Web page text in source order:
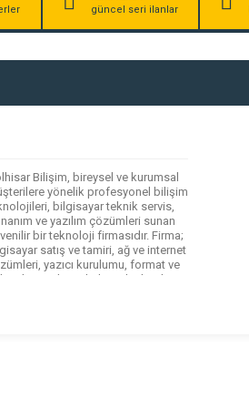
güncel seri ilanlar
Bilişim, bireysel ve kurumsal
yönelik profesyonel bilişim
bilgisayar teknik servis,
ve yazılım çözümleri sunan
bir teknoloji firmasıdır. Firma;
satış ve tamiri, ağ ve internet
yazıcı kurulumu, format ve
hizmetleri gibi birçok alanda